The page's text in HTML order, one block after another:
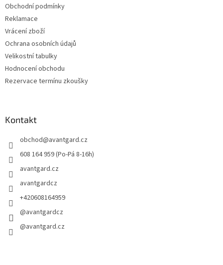
Obchodní podmínky
Reklamace
Vrácení zboží
Ochrana osobních údajů
Velikostní tabulky
Hodnocení obchodu
Rezervace termínu zkoušky
Kontakt
obchod@avantgard.cz
608 164 959 (Po-Pá 8-16h)
avantgard.cz
avantgardcz
+420608164959
@avantgardcz
@avantgard.cz